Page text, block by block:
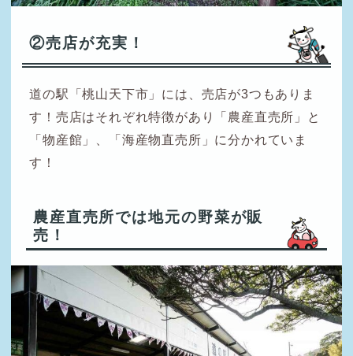
②売店が充実！
道の駅「桃山天下市」には、売店が3つもありま
す！売店はそれぞれ特徴があり「農産直売所」と
「物産館」、「海産物直売所」に分かれていま
す！
農産直売所では地元の野菜が販
売！